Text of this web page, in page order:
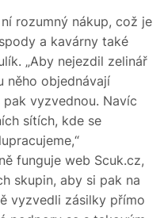
rozumný nákup, což je
a kavárny také
„Aby nejezdil zelinář
něho objednávají
vyzvednou. Navíc
sítích, kde se
funguje web Scuk.cz,
skupin, aby si pak na
vyzvedli zásilky přímo